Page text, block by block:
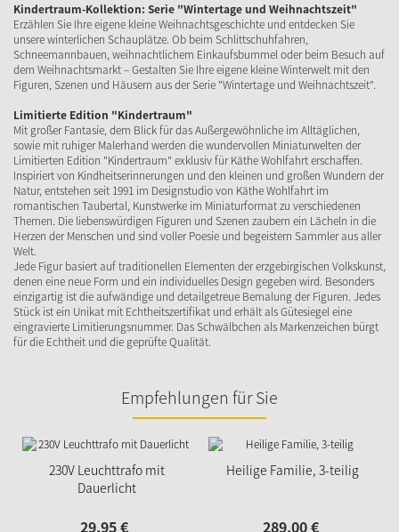
Kindertraum-Kollektion: Serie "Wintertage und Weihnachtszeit"
Erzählen Sie Ihre eigene kleine Weihnachtsgeschichte und entdecken Sie
unsere winterlichen Schauplätze. Ob beim Schlittschuhfahren,
Schneemannbauen, weihnachtlichem Einkaufsbummel oder beim Besuch auf
dem Weihnachtsmarkt – Gestalten Sie Ihre eigene kleine Winterwelt mit den
Figuren, Szenen und Häusern aus der Serie "Wintertage und Weihnachtszeit".
Limitierte Edition "Kindertraum"
Mit großer Fantasie, dem Blick für das Außergewöhnliche im Alltäglichen,
sowie mit ruhiger Malerhand werden die wundervollen Miniaturwelten der
Limitierten Edition "Kindertraum" exklusiv für Käthe Wohlfahrt erschaffen.
Inspiriert von Kindheitserinnerungen und den kleinen und großen Wundern der
Natur, entstehen seit 1991 im Designstudio von Käthe Wohlfahrt im
romantischen Taubertal, Kunstwerke im Miniaturformat zu verschiedenen
Themen. Die liebenswürdigen Figuren und Szenen zaubern ein Lächeln in die
Herzen der Menschen und sind voller Poesie und begeistern Sammler aus aller
Welt.
Jede Figur basiert auf traditionellen Elementen der erzgebirgischen Volkskunst,
denen eine neue Form und ein individuelles Design gegeben wird. Besonders
einzigartig ist die aufwändige und detailgetreue Bemalung der Figuren. Jedes
Stück ist ein Unikat mit Echtheitszertifikat und erhält als Gütesiegel eine
eingravierte Limitierungsnummer. Das Schwälbchen als Markenzeichen bürgt
für die Echtheit und die geprüfte Qualität.
Empfehlungen für Sie
230V Leuchttrafo mit
Dauerlicht
29,95€
Heilige Familie, 3-teilig
289,00€